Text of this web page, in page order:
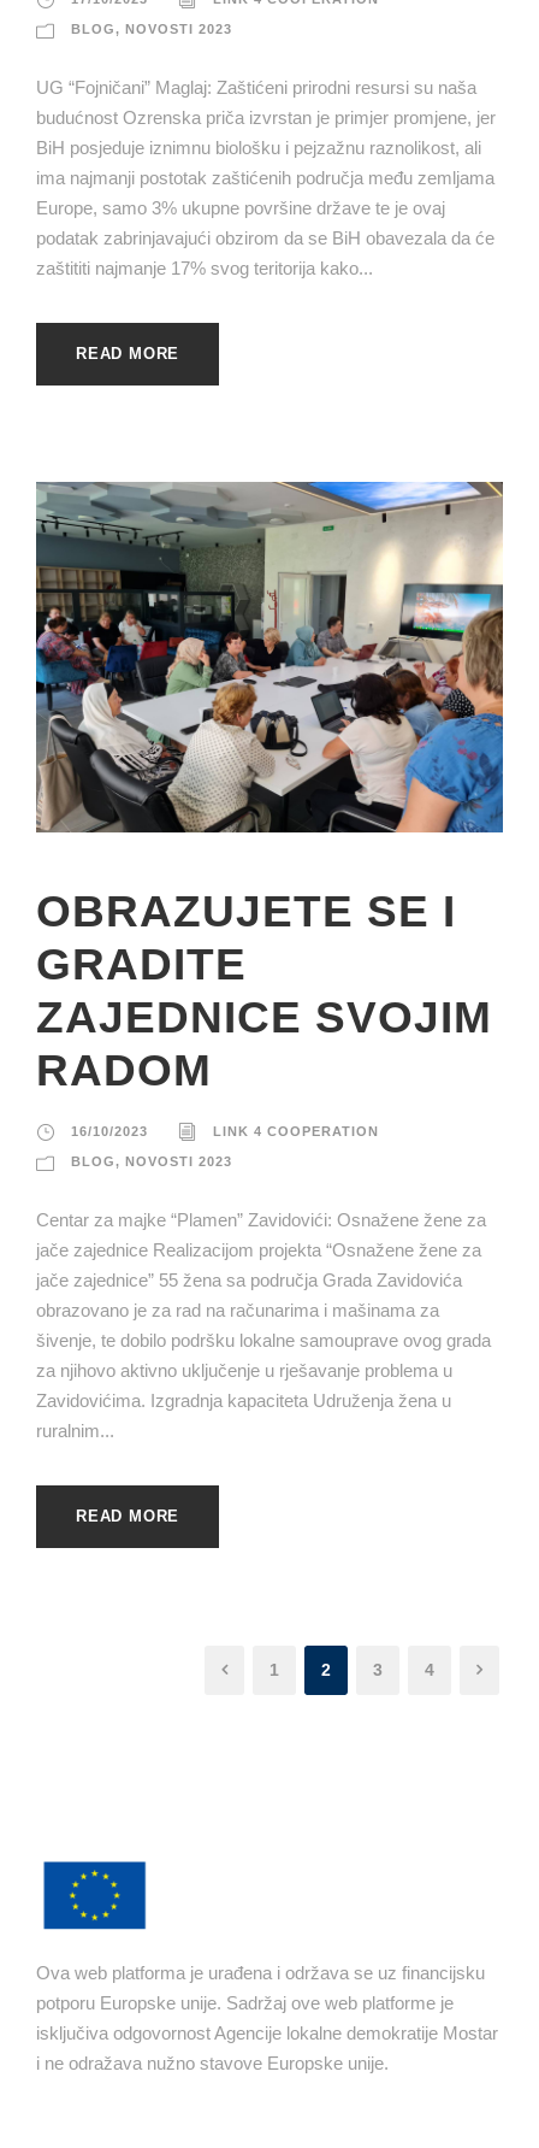
BLOG, NOVOSTI 2023
UG “Fojničani” Maglaj: Zaštićeni prirodni resursi su naša
budućnost Ozrenska priča izvrstan je primjer promjene, jer
BiH posjeduje iznimnu biološku i pejzažnu raznolikost, ali
ima najmanji postotak zaštićenih područja među zemljama
Europe, samo 3% ukupne površine države te je ovaj
podatak zabrinjavajući obzirom da se BiH obavezala da će
zaštititi najmanje 17% svog teritorija kako...
READ MORE
OBRAZUJETE SE I
GRADITE
ZAJEDNICE SVOJIM
RADOM
16/10/2023 LINK 4 COOPERATION
BLOG, NOVOSTI 2023
Centar za majke “Plamen” Zavidovići: Osnažene žene za
jače zajednice Realizacijom projekta “Osnažene žene za
jače zajednice” 55 žena sa područja Grada Zavidovića
obrazovano je za rad na računarima i mašinama za
šivenje, te dobilo podršku lokalne samouprave ovog grada
za njihovo aktivno uključenje u rješavanje problema u
Zavidovićima. Izgradnja kapaciteta Udruženja žena u
ruralnim...
READ MORE
1 2 3 4
Ova web platforma je urađena i održava se uz financijsku
potporu Europske unije. Sadržaj ove web platforme je
isključiva odgovornost Agencije lokalne demokratije Mostar
i ne odražava nužno stavove Europske unije.